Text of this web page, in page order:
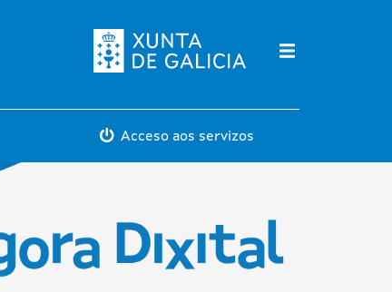
Acceso aos servizos